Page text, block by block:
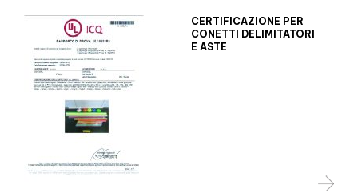
CERTIFICAZIONE PER
CONETTI DELIMITATORI
E ASTE